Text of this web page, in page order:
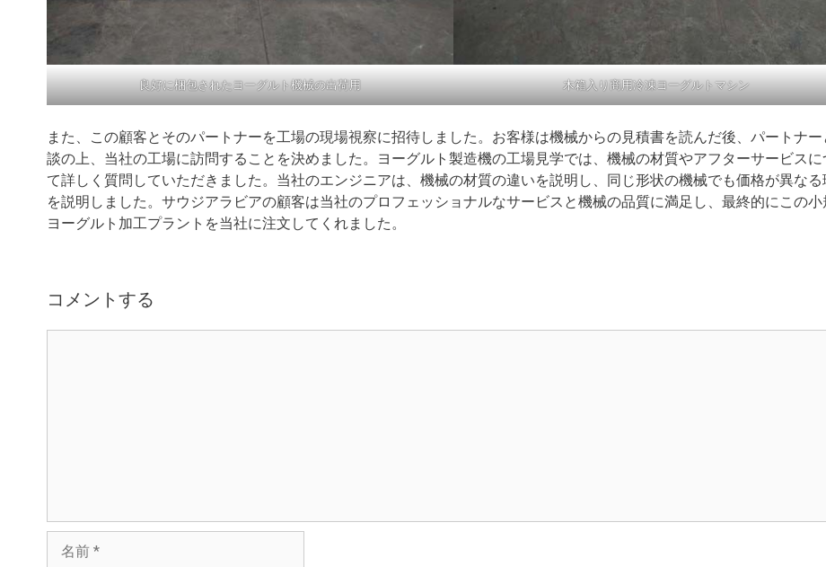
良好に梱包されたヨーグルト機械の出荷用 木箱入り商用冷凍ヨーグルトマシン
また、この顧客とそのパートナーを工場の現場視察に招待しました。お客様は機械からの見積書を読んだ後、パートナー
談の上、当社の工場に訪問することを決めました。ヨーグルト製造機の工場見学では、機械の材質やアフターサービスに
て詳しく質問していただきました。当社のエンジニアは、機械の材質の違いを説明し、同じ形状の機械でも価格が異なる
を説明しました。サウジアラビアの顧客は当社のプロフェッショナルなサービスと機械の品質に満足し、最終的にこの小
ヨーグルト加工プラントを当社に注文してくれました。
コメントする